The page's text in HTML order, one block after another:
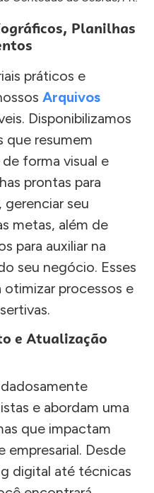
Planilhas
práticos e
Arquivos
Disponibilizamos
que resumem
forma visual e
prontas para
gerenciar seu
metas, além de
para auxiliar na
seu negócio. Esses
otimizar processos e
e Atualização
e abordam uma
que impactam
Desde
digital até técnicas